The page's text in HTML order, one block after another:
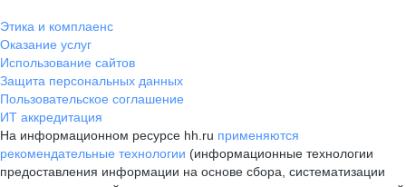
Этика и комплаенс
Оказание услуг
Использование сайтов
Защита персональных данных
Пользовательское соглашение
ИТ аккредитация
На информационном ресурсе hh.ru применяются
рекомендательные технологии (информационные технологии
предоставления информации на основе сбора, систематизации